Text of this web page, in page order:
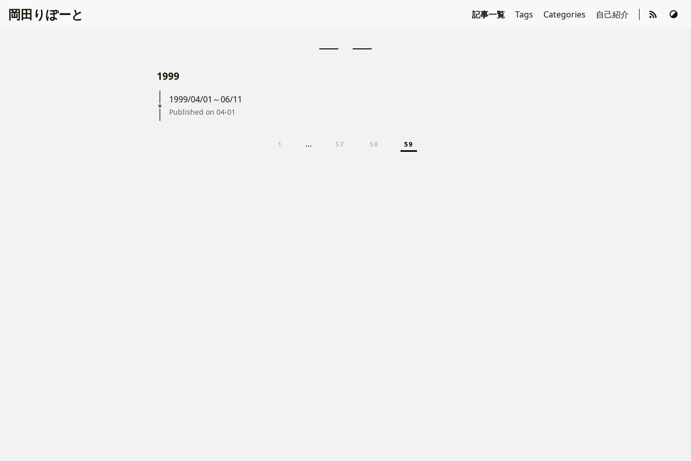
岡田 りぽーと 記事一覧 Tags Categories 自己紹介
1999
1999/04/01～06/11
Published on 04-01
1 … 57 58 59